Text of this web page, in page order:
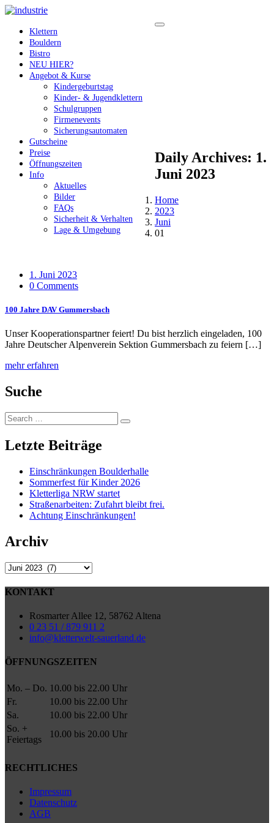
Klettern
Bouldern
Bistro
NEU HIER?
Angebot & Kurse
Kindergeburtstag
Kinder- & Jugendklettern
Schulgruppen
Firmenevents
Sicherungsautomaten
Gutscheine
Preise
Öffnungszeiten
Info
Aktuelles
Bilder
FAQs
Sicherheit & Verhalten
Lage & Umgebung
Daily Archives: 1.
Juni 2023
Home
2023
Juni
01
1. Juni 2023
0 Comments
100 Jahre DAV Gummersbach
Unser Kooperationspartner feiert! Du bist herzlich eingeladen, 100
Jahre Deutscher Alpenverein Sektion Gummersbach zu feiern […]
mehr erfahren
Suche
Search
for:
Search
Letzte Beiträge
Einschränkungen Boulderhalle
Sommerfest für Kinder 2026
Kletterliga NRW startet
Straßenarbeiten: Zufahrt bleibt frei.
Achtung Einschränkungen!
Archiv
Archiv
KONTAKT
Rosmarter Allee 12, 58762 Altena
0 23 51 / 879 911 2
info@kletterwelt-sauerland.de
ÖFFNUNGSZEITEN
Mo. – Do. 10.00 bis 22.00 Uhr
Fr.
10.00 bis 22.00 Uhr
Sa.
10.00 bis 22.00 Uhr
So. +
Feiertags
10.00 bis 20.00 Uhr
RECHTLICHES
Impressum
Datenschutz
AGB